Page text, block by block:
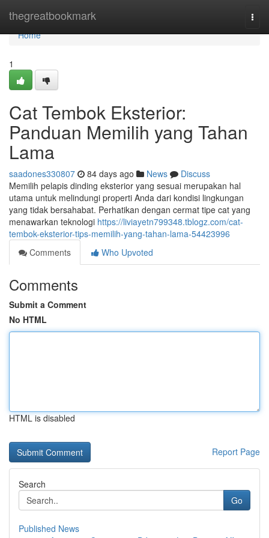
thegreatbookmark
Home
Home
1
Cat Tembok Eksterior:
Panduan Memilih yang Tahan
Lama
saadones330807 84 days ago News
Discuss
Memilih pelapis dinding eksterior yang sesuai merupakan hal
utama untuk melindungi properti Anda dari kondisi lingkungan
yang tidak bersahabat. Perhatikan dengan cermat tipe cat yang
menawarkan teknologi https://liviayetn799348.tblogz.com/cat-
tembok-eksterior-tips-memilih-yang-tahan-lama-54423996
Comments
Who Upvoted
Comments
Submit a Comment
No HTML
HTML is disabled
Report Page
Search
Go
Published News